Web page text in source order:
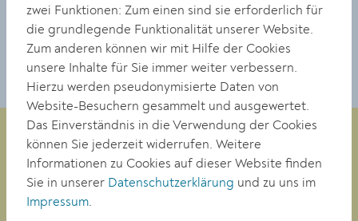
DOWNLOAD
Magistrat der Stadt Krems
Obere Landstraße 4
A-3500 Krems
zwei Funktionen: Zum einen sind sie erforderlich für
die grundlegende Funktionalität unserer Website.
Zum anderen können wir mit Hilfe der Cookies
unsere Inhalte für Sie immer weiter verbessern.
Hierzu werden pseudonymisierte Daten von
Website-Besuchern gesammelt und ausgewertet.
Das Einverständnis in die Verwendung der Cookies
können Sie jederzeit widerrufen. Weitere
Informationen zu Cookies auf dieser Website finden
Sie in unserer Datenschutzerklärung und zu uns im
Impressum.